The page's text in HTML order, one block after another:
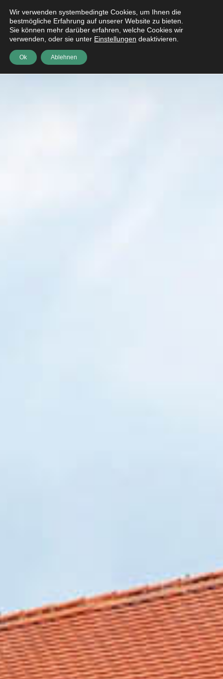
Wir verwenden systembedingte Cookies, um Ihnen die
bestmögliche Erfahrung auf unserer Website zu bieten.
Sie können mehr darüber erfahren, welche Cookies wir
verwenden, oder sie unter Einstellungen deaktivieren.
Ok Ablehnen